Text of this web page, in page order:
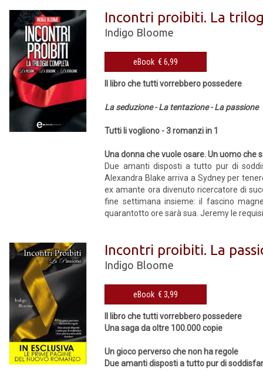
Incontri proibiti. La
Indigo Bloome
eBook € 6,99
Il libro che tutti vorrebbero possedere
La seduzione - La tentazione -La passione
Tutti li vogliono - 3 romanzi in 1
Una donna che vuole osare. Un uomo che
Due amanti disposti a tutto pur di
Alexandra Blake arriva a Sydney per
ex amante ora divenuto ricercatore di
fine settimana insieme: il fascino
quarantotto ore sarà sua. Jeremy le
Incontri proibiti. La
Indigo Bloome
eBook € 3,99
Il libro che tutti vorrebbero possedere
Una saga da oltre 100.000 copie
Un gioco perverso che non ha regole
Due amanti disposti a tutto pur di